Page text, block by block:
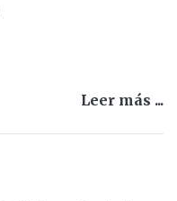
Leer más ...